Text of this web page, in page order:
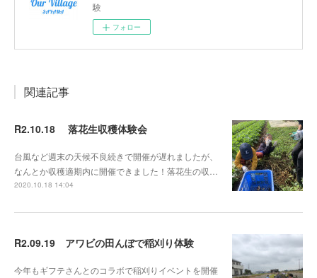
験
フォロー
関連記事
R2.10.18 落花生収穫体験会
台風など週末の天候不良続きで開催が遅れましたが、
なんとか収穫適期内に開催できました！落花生の収…
2020.10.18 14:04
R2.09.19 アワビの田んぼで稲刈り体験
今年もギフテさんとのコラボで稲刈りイベントを開催